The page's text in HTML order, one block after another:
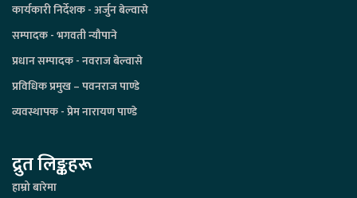
कार्यकारी निर्देशक - अर्जुन बेल्वासे
सम्पादक - भगवती न्यौपाने
प्रधान सम्पादक - नवराज बेल्वासे
प्रविधिक प्रमुख – पवनराज पाण्डे
व्यवस्थापक - प्रेम नारायण पाण्डे
द्रुत लिङ्कहरू
हाम्रो बारेमा